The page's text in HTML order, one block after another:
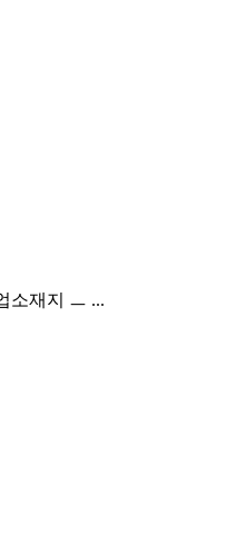
소재지 ㅡ ...